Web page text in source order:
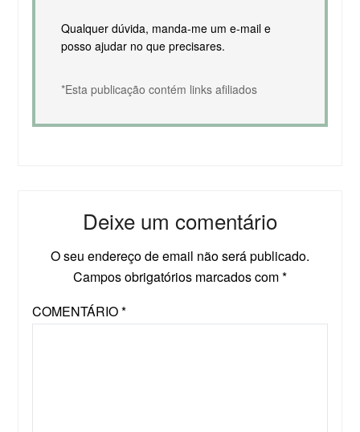
Qualquer dúvida, manda-me um e-mail e
posso ajudar no que precisares.
*Esta publicação contém links afiliados
Deixe um comentário
O seu endereço de email não será publicado.
Campos obrigatórios marcados com*
COMENTÁRIO*